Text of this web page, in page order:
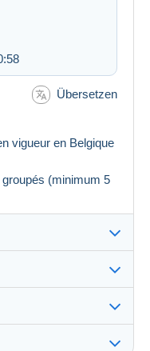
Übersetzen
vigueur en Belgique
(minimum 5